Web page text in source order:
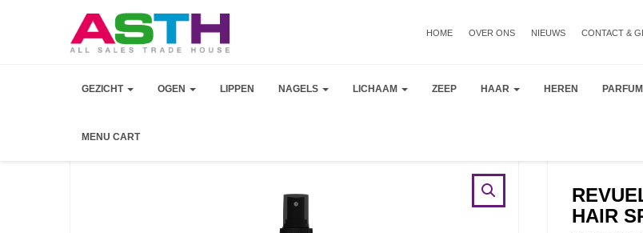
HOME OVER ONS NIEUWS CONTACT &
GEZICHT OGEN LIPPEN NAGELS LICHAAM ZEEP HAAR HEREN PARFUM
MENU CART
HAIR